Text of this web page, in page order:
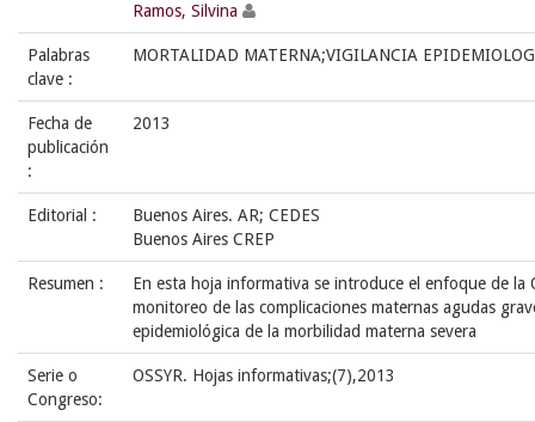
Ramos, Silvina
Palabras
clave :
MORTALIDAD MATERNA;VIGILANCIA
Fecha de
publicación
:
2013
Editorial :
Buenos Aires. AR; CEDES
Buenos Aires CREP
Resumen :
En esta hoja informativa se introduce el enfoque de la
monitoreo de las complicaciones maternas agudas
epidemiológica de la morbilidad materna severa
Serie o
Congreso:
OSSYR. Hojas informativas;(7),2013